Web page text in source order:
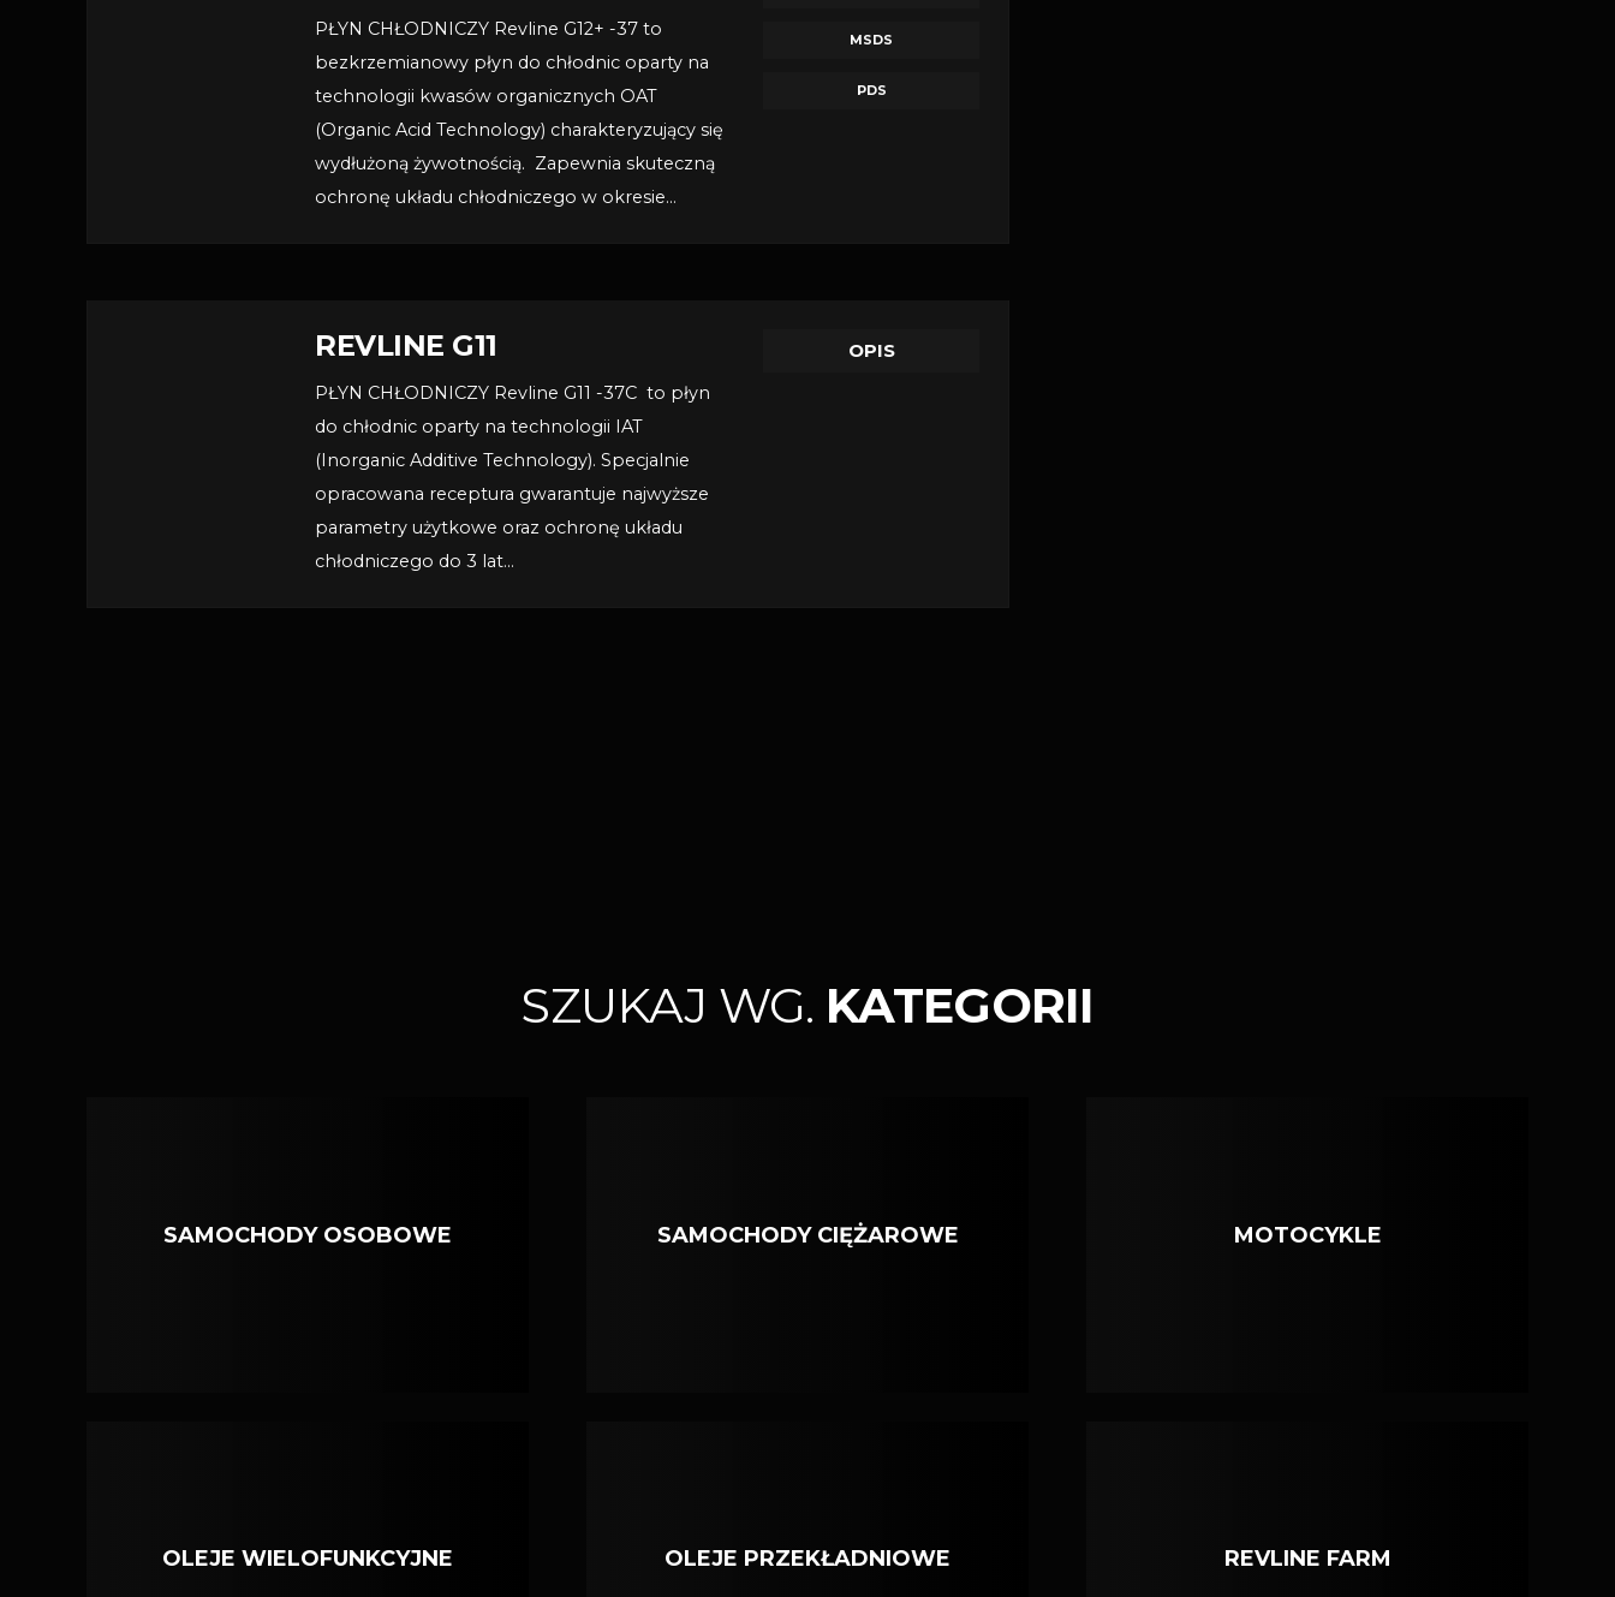
PŁYN CHŁODNICZY Revline G12+ -37 to
bezkrzemianowy płyn do chłodnic oparty na
technologii kwasów organicznych OAT
(Organic Acid Technology) charakteryzujący się
wydłużoną żywotnością. Zapewnia skuteczną
ochronę układu chłodniczego w okresie…
MSDS
PDS
REVLINE G11
PŁYN CHŁODNICZY Revline G11 -37C to płyn
do chłodnic oparty na technologii IAT
(Inorganic Additive Technology). Specjalnie
opracowana receptura gwarantuje najwyższe
parametry użytkowe oraz ochronę układu
chłodniczego do 3 lat…
OPIS
SZUKAJ WG. KATEGORII
SAMOCHODY OSOBOWE SAMOCHODY CIĘŻAROWE MOTOCYKLE
OLEJE WIELOFUNKCYJNE OLEJE PRZEKŁADNIOWE REVLINE FARM